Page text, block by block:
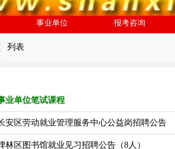
事业单位 报考咨询
列表
业单位笔试课程
安区劳动就业管理服务中心公益岗招聘公告
林区图书馆就业见习招聘公告（8人）